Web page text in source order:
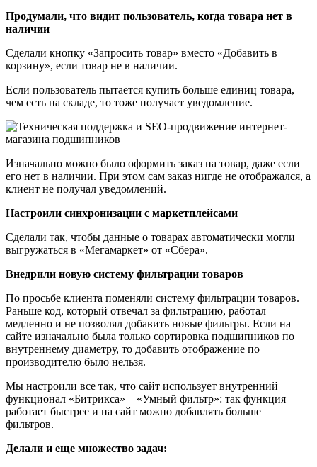
Продумали, что видит пользователь, когда товара нет в
наличии
Сделали кнопку «Запросить товар» вместо «Добавить в
корзину», если товар не в наличии.
Если пользователь пытается купить больше единиц товара,
чем есть на складе, то тоже получает уведомление.
Изначально можно было оформить заказ на товар, даже если
его нет в наличии. При этом сам заказ нигде не отображался, а
клиент не получал уведомлений.
Настроили синхронизации с маркетплейсами
Сделали так, чтобы данные о товарах автоматически могли
выгружаться в «Мегамаркет» от «Сбера».
Внедрили новую систему фильтрации товаров
По просьбе клиента поменяли систему фильтрации товаров.
Раньше код, который отвечал за фильтрацию, работал
медленно и не позволял добавить новые фильтры. Если на
сайте изначально была только сортировка подшипников по
внутреннему диаметру, то добавить отображение по
производителю было нельзя.
Мы настроили все так, что сайт использует внутренний
функционал «Битрикса» – «Умный фильтр»: так функция
работает быстрее и на сайт можно добавлять больше
фильтров.
Делали и еще множество задач: